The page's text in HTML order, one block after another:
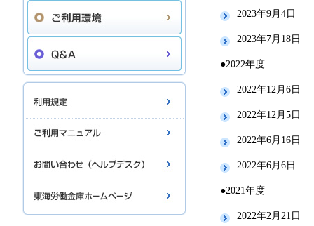
2023年9月4日
2023年7月18日
●2022年度
2022年12月6日
2022年12月5日
2022年6月16日
2022年6月6日
●2021年度
2022年2月21日